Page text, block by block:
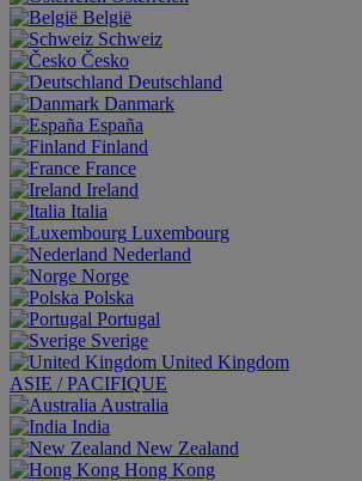
België
Schweiz
Česko
Deutschland
Danmark
España
Finland
France
Ireland
Italia
Luxembourg
Nederland
Norge
Polska
Portugal
Sverige
United Kingdom
ASIE / PACIFIQUE
Australia
India
New Zealand
Hong Kong